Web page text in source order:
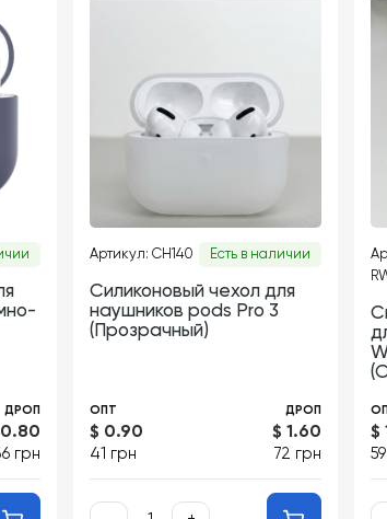
ДРОП
грн
Артикул: CH140 Есть в наличии
Силиконовый чехол для
наушников pods Pro 3
(Прозрачный)
ОПТ
$ 0.90
41 грн
ДРОП
$ 1.60
72 грн
$